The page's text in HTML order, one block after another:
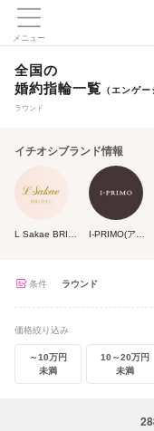
メニュー
全国の
婚約指輪一覧 （エンゲー
ラウンド
イチオシブランド情報
条件 ラウンド
価格絞り込み
～10万円
未満
10～20万円
未満